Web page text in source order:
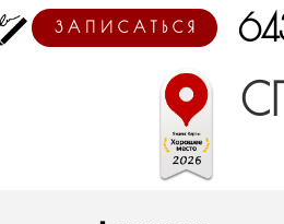
З А П И С А Т Ь С Я